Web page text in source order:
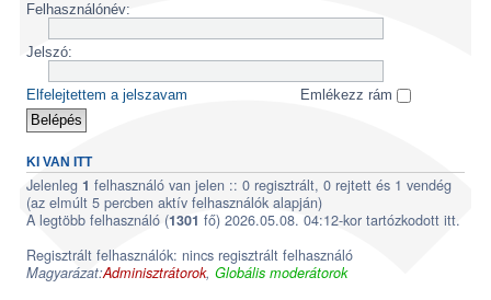
Felhasználónév:
Jelszó:
Elfelejtettem a jelszavam Emlékezz rám
KI VAN ITT
Jelenleg1 felhasználó van jelen :: 0 regisztrált, 0 rejtett és 1 vendég
(az elmúlt 5 percben aktív felhasználók alapján)
A legtöbb felhasználó (1301 fő) 2026.05.08. 04:12-kor tartózkodott itt.
Regisztrált felhasználók: nincs regisztrált felhasználó
Magyarázat:Adminisztrátorok,Globális moderátorok